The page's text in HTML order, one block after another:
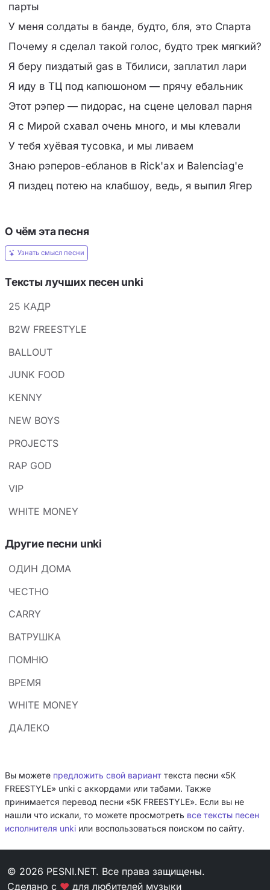
парты
У меня солдаты в банде, будто, бля, это Спарта
Почему я сделал такой голос, будто трек мягкий?
Я беру пиздатый gas в Тбилиси, заплатил лари
Я иду в ТЦ под капюшоном — прячу ебальник
Этот рэпер — пидорас, на сцене целовал парня
Я с Мирой схавал очень много, и мы клевали
У тебя хуёвая тусовка, и мы ливаем
Знаю рэперов-ебланов в Rick'ах и Balenciag'е
Я пиздец потею на клабшоу, ведь, я выпил Ягер
О чём эта песня
Узнать смысл песни
Тексты лучших песен unki
25 КАДР
B2W FREESTYLE
BALLOUT
JUNK FOOD
KENNY
NEW BOYS
PROJECTS
RAP GOD
VIP
WHITE MONEY
Другие песни unki
ОДИН ДОМА
ЧЕСТНО
СARRY
ВАТРУШКА
ПОМНЮ
ВРЕМЯ
WHITE MONEY
ДАЛЕКО
Вы можете предложить свой вариант текста песни «5К
FREESTYLE» unki с аккордами или табами. Также
принимается перевод песни «5К FREESTYLE». Если вы не
нашли что искали, то можете просмотреть все тексты песен
исполнителя unki или воспользоваться поиском по сайту.
© 2026 PESNI.NET. Все права защищены.
Сделано с ❤ для любителей музыки